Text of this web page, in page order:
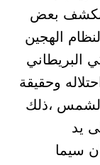
لنكشف بعض
الهجين
البريطاني
وحقيقة
،ذلك
يد
سيما